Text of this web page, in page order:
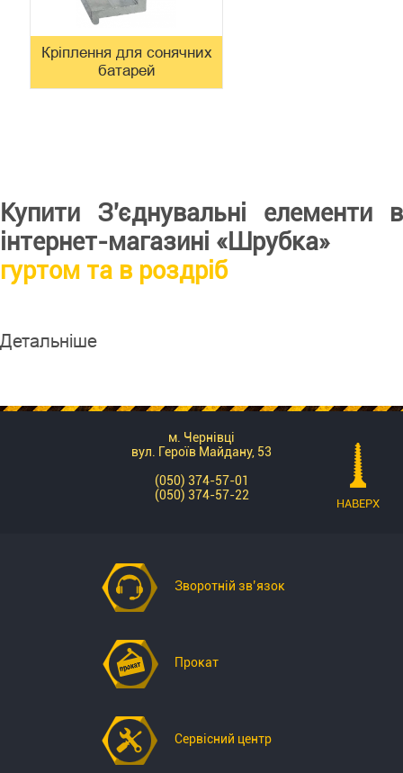
Кріплення для сонячних
батарей
Купити З'єднувальні елементи в
інтернет-магазині «Шрубка»
гуртом та в роздріб
Детальніше
м. Чернівці
вул. Героїв Майдану, 53
(050) 374-57-01
(050) 374-57-22
Зворотній зв’язок
Прокат
Сервісний центр
НАВЕРХ